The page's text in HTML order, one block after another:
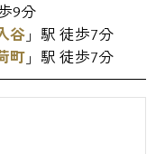
9分
谷 」駅 徒歩7分
町 」駅 徒歩7分